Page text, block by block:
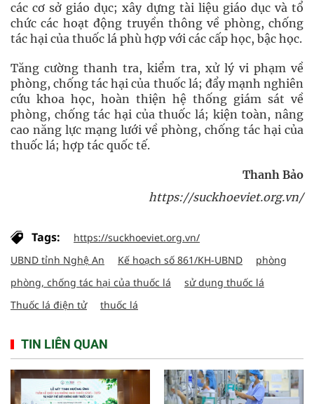
các cơ sở giáo dục; xây dựng tài liệu giáo dục và tổ
chức các hoạt động truyền thông về phòng, chống
tác hại của thuốc lá phù hợp với các cấp học, bậc học.
Tăng cường thanh tra, kiểm tra, xử lý vi phạm về
phòng, chống tác hại của thuốc lá; đẩy mạnh nghiên
cứu khoa học, hoàn thiện hệ thống giám sát về
phòng, chống tác hại của thuốc lá; kiện toàn, nâng
cao năng lực mạng lưới về phòng, chống tác hại của
thuốc lá; hợp tác quốc tế.
Thanh Bảo
https://suckhoeviet.org.vn/
Tags:
https://suckhoeviet.org.vn/
UBND tỉnh Nghệ An
Kế hoạch số 861/KH-UBND
phòng
phòng, chống tác hại của thuốc lá
sử dụng thuốc lá
Thuốc lá điện tử
thuốc lá
TIN LIÊN QUAN